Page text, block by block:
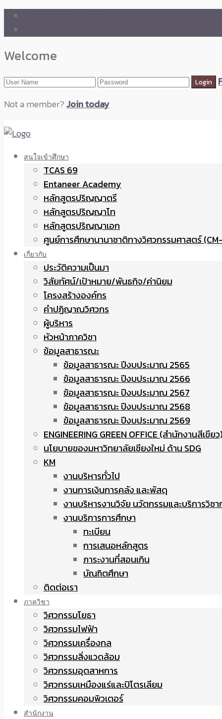
Welcome
Not a member?Join today
สนใจเข้าศึกษา
TCAS 69
Entaneer Academy
หลักสูตรปริญญาตรี
หลักสูตรปริญญาโท
หลักสูตรปริญญาเอก
ศูนย์การศึกษานานาชาติทางวิศวกรรมศาสตร์
เกี่ยวกับ
ประวัติความเป็นมา
วิสัยทัศน์/เป้าหมาย/พันธกิจ/ค่านิยม
โครงสร้างองค์กร
คำปฏิญาณวิศวกร
ผู้บริหาร
หัวหน้าภาควิชา
ข้อมูลสาธารณะ
ข้อมูลสาธารณะ ปีงบประมาณ 2565
ข้อมูลสาธารณะ ปีงบประมาณ 2566
ข้อมูลสาธารณะ ปีงบประมาณ 2567
ข้อมูลสาธารณะ ปีงบประมาณ 2568
ข้อมูลสาธารณะ ปีงบประมาณ 2569
ENGINEERING GREEN OFFICE (สำนักงานสีเขีย
นโยบายของมหาวิทยาลัยเชียงใหม่ ด้าน SDG
KM
งานบริหารทั่วไป
งานการเงินการคลัง และพัสดุ
งานบริหารงานวิจัย นวัตกรรมและบริการวิชา
งานบริการการศึกษา
ทะเบียน
การเสนอหลักสูตร
ภาระงานที่สอนเกิน
บัณฑิตศึกษา
ติดต่อเรา
ภาควิชา
วิศวกรรมโยธา
วิศวกรรมไฟฟ้า
วิศวกรรมเครื่องกล
วิศวกรรมสิ่งแวดล้อม
วิศวกรรมอุตสาหการ
วิศวกรรมเหมืองแร่และปิโตรเลียม
วิศวกรรมคอมพิวเตอร์
สำนักงาน